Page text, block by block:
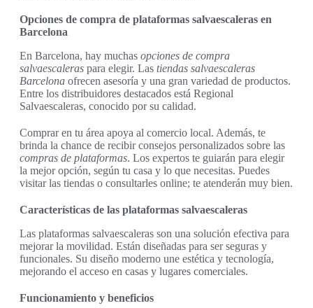
Opciones de compra de plataformas salvaescaleras en
Barcelona
En Barcelona, hay muchas opciones de compra
salvaescaleras para elegir. Las tiendas salvaescaleras
Barcelona ofrecen asesoría y una gran variedad de productos.
Entre los distribuidores destacados está Regional
Salvaescaleras, conocido por su calidad.
Comprar en tu área apoya al comercio local. Además, te
brinda la chance de recibir consejos personalizados sobre las
compras de plataformas. Los expertos te guiarán para elegir
la mejor opción, según tu casa y lo que necesitas. Puedes
visitar las tiendas o consultarles online; te atenderán muy bien.
Características de las plataformas salvaescaleras
Las plataformas salvaescaleras son una solución efectiva para
mejorar la movilidad. Están diseñadas para ser seguras y
funcionales. Su diseño moderno une estética y tecnología,
mejorando el acceso en casas y lugares comerciales.
Funcionamiento y beneficios